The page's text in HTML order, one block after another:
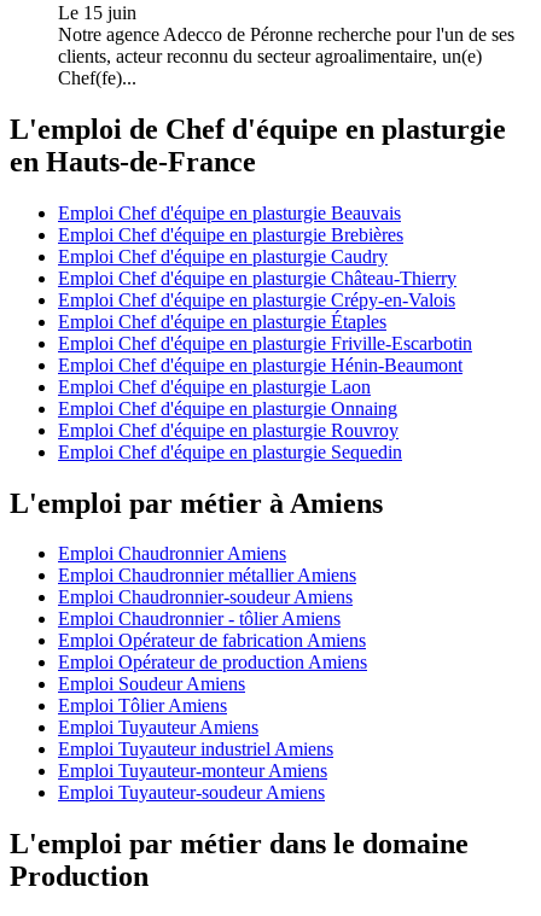
Le 15 juin
Notre agence Adecco de Péronne recherche pour l'un de ses
clients, acteur reconnu du secteur agroalimentaire, un(e)
Chef(fe)...
L'emploi de Chef d'équipe en plasturgie
en Hauts-de-France
Emploi Chef d'équipe en plasturgie Beauvais
Emploi Chef d'équipe en plasturgie Brebières
Emploi Chef d'équipe en plasturgie Caudry
Emploi Chef d'équipe en plasturgie Château-Thierry
Emploi Chef d'équipe en plasturgie Crépy-en-Valois
Emploi Chef d'équipe en plasturgie Étaples
Emploi Chef d'équipe en plasturgie Friville-Escarbotin
Emploi Chef d'équipe en plasturgie Hénin-Beaumont
Emploi Chef d'équipe en plasturgie Laon
Emploi Chef d'équipe en plasturgie Onnaing
Emploi Chef d'équipe en plasturgie Rouvroy
Emploi Chef d'équipe en plasturgie Sequedin
L'emploi par métier à Amiens
Emploi Chaudronnier Amiens
Emploi Chaudronnier métallier Amiens
Emploi Chaudronnier-soudeur Amiens
Emploi Chaudronnier - tôlier Amiens
Emploi Opérateur de fabrication Amiens
Emploi Opérateur de production Amiens
Emploi Soudeur Amiens
Emploi Tôlier Amiens
Emploi Tuyauteur Amiens
Emploi Tuyauteur industriel Amiens
Emploi Tuyauteur-monteur Amiens
Emploi Tuyauteur-soudeur Amiens
L'emploi par métier dans le domaine
Production